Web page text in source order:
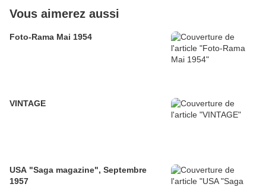
Vous aimerez aussi
Foto-Rama Mai 1954
VINTAGE
USA "Saga magazine", Septembre
1957